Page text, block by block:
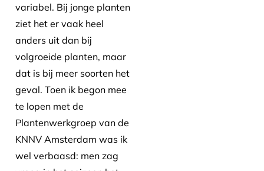
variabel. Bij jonge planten
ziet het er vaak heel
anders uit dan bij
volgroeide planten, maar
dat is bij meer soorten het
geval. Toen ik begon mee
te lopen met de
Plantenwerkgroep van de
KNNV Amsterdam was ik
wel verbaasd: men zag